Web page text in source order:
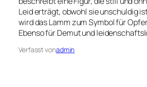
Leid erträgt, obwohl sie unschuldig
wird das Lamm zum Symbol für
Ebenso für Demut und
Verfasst vonadmin